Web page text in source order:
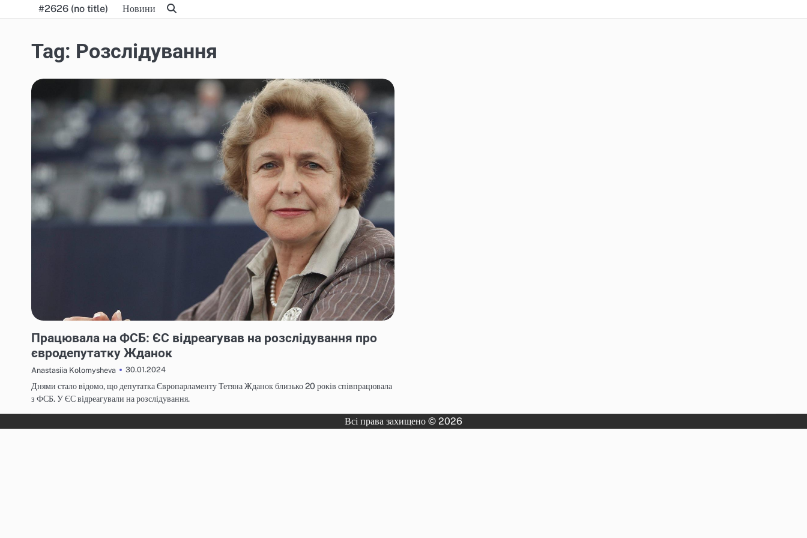
to
#2626 (no title) Новини
Tag: Розслідування
Працювала на ФСБ: ЄС відреагував на розслідування про
євродепутатку Жданок
Anastasiia Kolomysheva 30.01.2024
Днями стало відомо, що депутатка Європарламенту Тетяна Жданок близько 20 років співпрацювала
з ФСБ. У ЄС відреагували на розслідування.
Всі права захищено © 2026